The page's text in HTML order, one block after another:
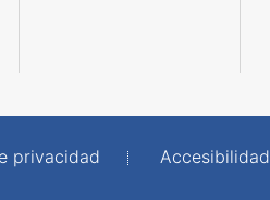
privacidad Accesibilidad